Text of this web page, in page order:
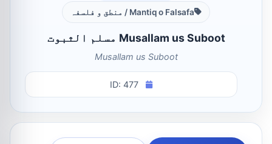
Mantiq o Falsafa / منطق و فلسفہ
Musallam us Suboot مسلم الثبوت
Musallam us Suboot
ID: 477